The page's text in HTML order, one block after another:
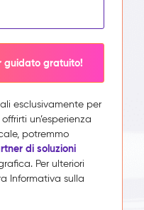
guidato gratuito!
esclusivamente per
un’esperienza
potremmo
di soluzioni
Per ulteriori
Informativa sulla